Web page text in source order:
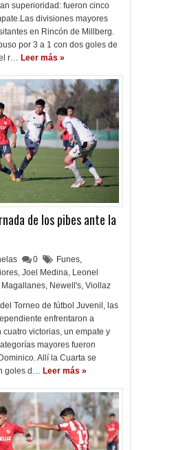
superioridad: fueron cinco
divisiones mayores
en Rincón de Millberg.
por 3 a 1 con dos goles de
r… Leer más »
de los pibes ante la
0 Funes,
, Joel Medina, Leonel
Magallanes, Newell's, Viollaz
Torneo de fútbol Juvenil, las
enfrentaron a
cuatro victorias, un empate y
mayores fueron
Allí la Cuarta se
goles d… Leer más »